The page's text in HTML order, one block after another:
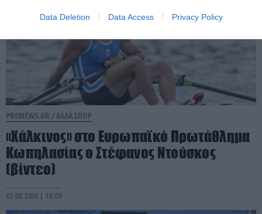
Data Deletion Data Access Privacy Policy
PRONEWS.GR /ΑΛΛΑ ΣΠΟΡ
«Χάλκινος» στο Ευρωπαϊκό Πρωτάθλημα
Κωπηλασίας ο Στέφανος Ντούσκος
(βίντεο)
02.08.2026 | 16:09